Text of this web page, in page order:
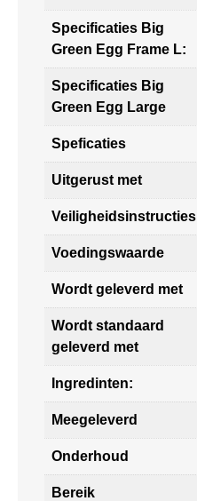
Specificaties Big
Green Egg Frame L:
Specificaties Big
Green Egg Large
Speficaties
Uitgerust met
Veiligheidsinstructies
Voedingswaarde
Wordt geleverd met
Wordt standaard
geleverd met
Ingredinten:
Meegeleverd
Onderhoud
Bereik